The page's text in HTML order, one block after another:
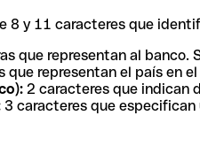
8 y 11 caracteres que
que representan al banco.
que representan el país en
2 caracteres que indican
3 caracteres que especifican